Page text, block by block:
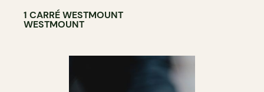
1 CARRÉ WESTMOUNT
WESTMOUNT